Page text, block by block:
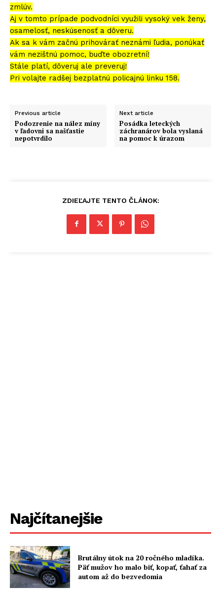
zmlúv.
Aj v tomto prípade podvodníci využili vysoký vek ženy,
osamelosť, neskúsenosť a dôveru.
Ak sa k vám začnú prihovárať neznámi ľudia, ponúkať
vám nezištnú pomoc, buďte obozretní!
Stále platí, dôveruj ale preveruj!
Pri volajte radšej bezplatnú policajnú linku 158.
Previous article
Podozrenie na nález míny
v ľadovni sa našťastie
nepotvrdilo
Next article
Posádka leteckých
záchranárov bola vyslaná
na pomoc k úrazom
ZDIEĽAJTE TENTO ČLÁNOK:
Najčítanejšie
Brutálny útok na 20 ročného mladíka.
Päť mužov ho malo biť, kopať, ťahať za
autom až do bezvedomia